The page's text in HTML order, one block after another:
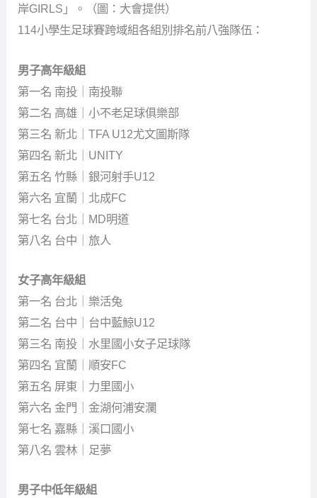
岸GIRLS」。（圖：大會提供）
114小學生足球賽跨域組各組別排名前八強隊伍：
男子高年級組
第一名 南投｜南投聯
第二名 高雄｜小不老足球俱樂部
第三名 新北｜TFA U12尤文圖斯隊
第四名 新北｜UNITY
第五名 竹縣｜銀河射手U12
第六名 宜蘭｜北成FC
第七名 台北｜MD明道
第八名 台中｜旅人
女子高年級組
第一名 台北｜樂活兔
第二名 台中｜台中藍鯨U12
第三名 南投｜水里國小女子足球隊
第四名 宜蘭｜順安FC
第五名 屏東｜力里國小
第六名 金門｜金湖何浦安瀾
第七名 嘉縣｜溪口國小
第八名 雲林｜足夢
男子中低年級組